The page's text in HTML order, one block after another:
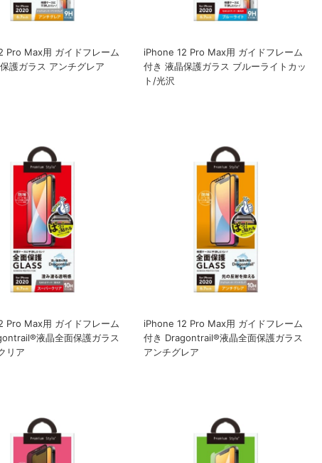
Pro Max用 ガイドフレーム
護ガラス アンチグレア
iPhone 12 Pro Max用 ガイドフレーム
付き 液晶保護ガラス ブルーライトカッ
ト/光沢
Pro Max用 ガイドフレーム
液晶全面保護ガラス
リア
iPhone 12 Pro Max用 ガイドフレーム
付き Dragontrail®液晶全面保護ガラス
アンチグレア